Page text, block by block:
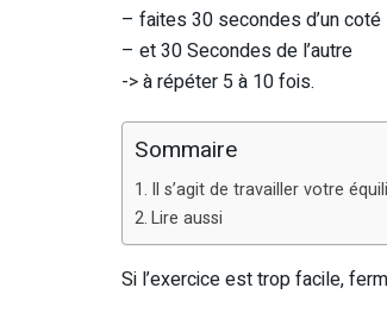
– faites 30 secondes d’un coté
– et 30 Secondes de l’autre
-> à répéter 5 à 10 fois.
Sommaire
Il s’agit de travailler votre
Lire aussi
Si l’exercice est trop facile,